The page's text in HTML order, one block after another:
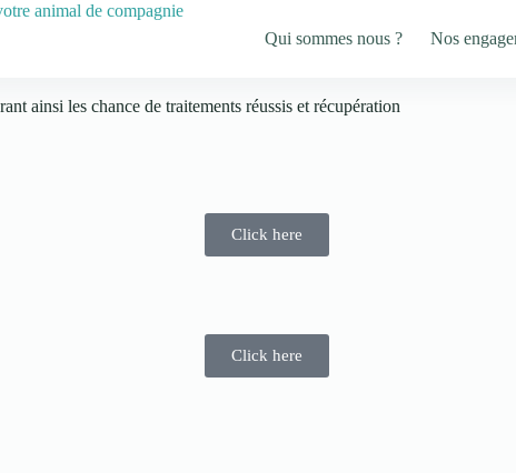
Qui sommes nous ? Nos
ainsi les chance de traitements réussis et récupération
Click here
Click here